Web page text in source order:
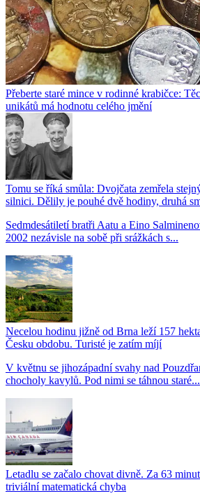
Přeberte staré mince v rodinné krabičce:
unikátů má hodnotu celého jmění
Tomu se říká smůla: Dvojčata zemřela
silnici. Dělily je pouhé dvě hodiny, druhá
Sedmdesátiletí bratři Aatu a Eino
2002 nezávisle na sobě při srážkách s...
Necelou hodinu jižně od Brna leží 157
Česku obdobu. Turisté je zatím míjí
V květnu se jihozápadní svahy nad
chocholy kavylů. Pod nimi se táhnou staré...
Letadlu se začalo chovat divně. Za 63
triviální matematická chyba